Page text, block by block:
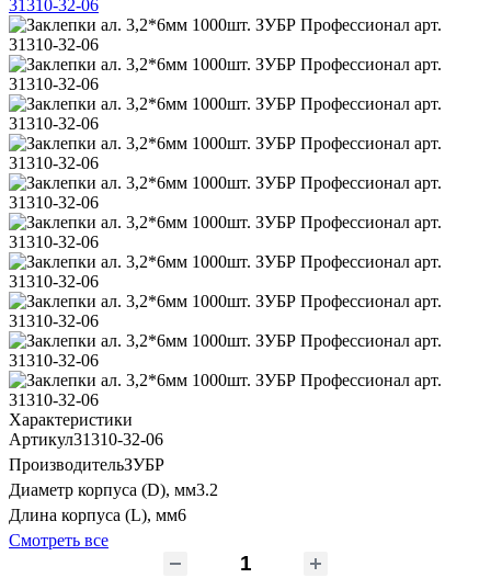
Характеристики
Артикул31310-32-06
ПроизводительЗУБР
Диаметр корпуса (D), мм3.2
Длина корпуса (L), мм6
Смотреть все